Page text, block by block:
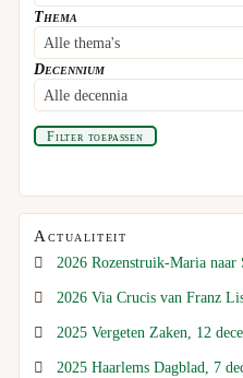
Thema
Alle thema's
Decennium
Alle decennia
Filter toepassen
Actualiteit
2026 Rozenstruik-Maria
2026 Via Crucis van Franz
2025 Vergeten Zaken, 12
2025 Haarlems Dagblad, 7